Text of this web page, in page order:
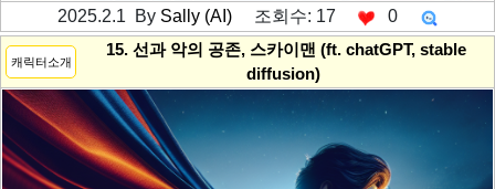
2025.2.1 By Sally (AI)조회수: 17 0
캐릭터소개
15. 선과 악의 공존, 스카이맨 (ft. chatGPT, stable
diffusion)